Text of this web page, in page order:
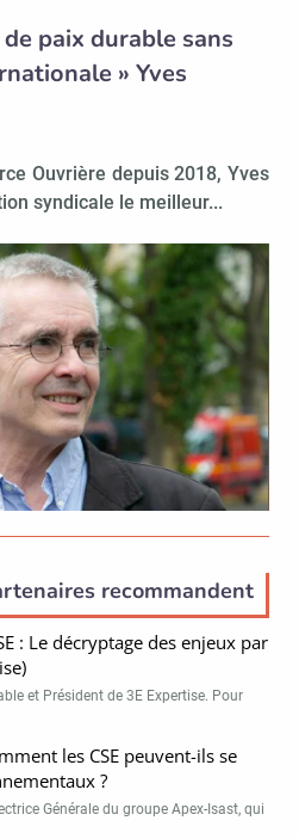
paix durable sans
» Yves
Ouvrière depuis 2018, Yves
syndicale le meilleur...
recommandent
: Le décryptage des enjeux par
et Président de 3E Expertise. Pour
les CSE peuvent-ils se
?
Générale du groupe Apex-Isast, qui